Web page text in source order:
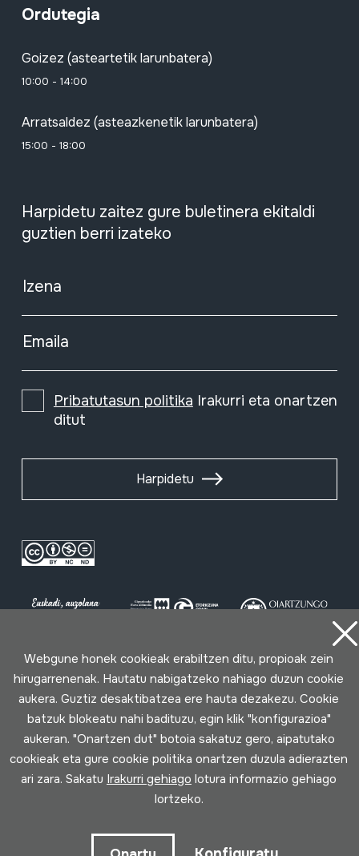
Ordutegia
Goizez (asteartetik larunbatera)
10:00 - 14:00
Arratsaldez (asteazkenetik larunbatera)
15:00 - 18:00
Harpidetu zaitez gure buletinera ekitaldi
guztien berri izateko
Izena
Emaila
Pribatutasun politika Irakurri eta onartzen
ditut
Harpidetu
Erabilpen baldintzak Pribatutasun politika Cookie politika
Loturak garatua
Webgune honek cookieak erabiltzen ditu, propioak zein
hirugarrenenak. Hautatu nabigatzeko nahiago duzun cookie
aukera. Guztiz desaktibatzea ere hauta dezakezu. Cookie
batzuk blokeatu nahi badituzu, egin klik "konfigurazioa"
aukeran. "Onartzen dut" botoia sakatuz gero, aipatutako
cookieak eta gure cookie politika onartzen duzula adierazten
ari zara. Sakatu Irakurri gehiago lotura informazio gehiago
lortzeko.